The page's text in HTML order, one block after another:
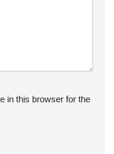
in this browser for the